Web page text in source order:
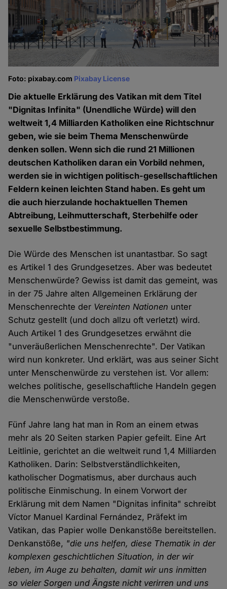
Foto: pixabay.com Pixabay License
Die aktuelle Erklärung des Vatikan mit dem Titel
"Dignitas Infinita" (Unendliche Würde) will den
weltweit 1,4 Milliarden Katholiken eine Richtschnur
geben, wie sie beim Thema Menschenwürde
denken sollen. Wenn sich die rund 21 Millionen
deutschen Katholiken daran ein Vorbild nehmen,
werden sie in wichtigen politisch-gesellschaftlichen
Feldern keinen leichten Stand haben. Es geht um
die auch hierzulande hochaktuellen Themen
Abtreibung, Leihmutterschaft, Sterbehilfe oder
sexuelle Selbstbestimmung.
Die Würde des Menschen ist unantastbar. So sagt
es Artikel 1 des Grundgesetzes. Aber was bedeutet
Menschenwürde? Gewiss ist damit das gemeint, was
in der 75 Jahre alten Allgemeinen Erklärung der
Menschenrechte der Vereinten Nationen unter
Schutz gestellt (und doch allzu oft verletzt) wird.
Auch Artikel 1 des Grundgesetzes erwähnt die
"unveräußerlichen Menschenrechte". Der Vatikan
wird nun konkreter. Und erklärt, was aus seiner Sicht
unter Menschenwürde zu verstehen ist. Vor allem:
welches politische, gesellschaftliche Handeln gegen
die Menschenwürde verstoße.
Fünf Jahre lang hat man in Rom an einem etwas
mehr als 20 Seiten starken Papier gefeilt. Eine Art
Leitlinie, gerichtet an die weltweit rund 1,4 Milliarden
Katholiken. Darin: Selbstverständlichkeiten,
katholischer Dogmatismus, aber durchaus auch
politische Einmischung. In einem Vorwort der
Erklärung mit dem Namen "Dignitas infinita" schreibt
Víctor Manuel Kardinal Fernández, Präfekt im
Vatikan, das Papier wolle Denkanstöße bereitstellen.
Denkanstöße, "die uns helfen, diese Thematik in der
komplexen geschichtlichen Situation, in der wir
leben, im Auge zu behalten, damit wir uns inmitten
so vieler Sorgen und Ängste nicht verirren und uns